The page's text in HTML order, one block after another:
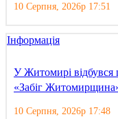
10 Серпня, 2026р 17:51
Інформація
У Житомирі відбувся
«Забіг
10 Серпня, 2026р 17:48